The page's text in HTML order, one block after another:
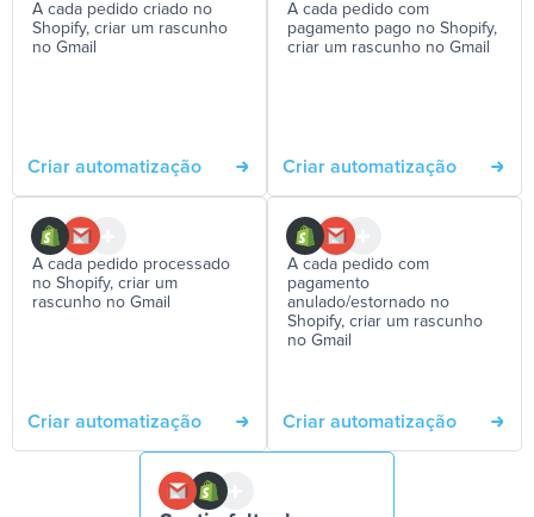
A cada pedido criado no
Shopify, criar um rascunho
no Gmail
Criar automatização
A cada pedido com
pagamento pago no Shopify,
criar um rascunho no Gmail
Criar automatização
A cada pedido processado
no Shopify, criar um
rascunho no Gmail
Criar automatização
A cada pedido com
pagamento
anulado/estornado no
Shopify, criar um rascunho
no Gmail
Criar automatização